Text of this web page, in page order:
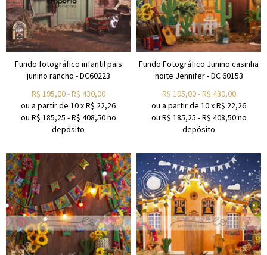
Fundo fotográfico infantil pais
junino rancho - DC60223
R$ 195,00-R$ 430,00
ou a partir de 10xR$ 22,26
ou R$ 185,25 -R$ 408,50no
depósito
Fundo Fotográfico Junino casinha
noite Jennifer - DC 60153
R$ 195,00-R$ 430,00
ou a partir de 10xR$ 22,26
ou R$ 185,25 -R$ 408,50no
depósito